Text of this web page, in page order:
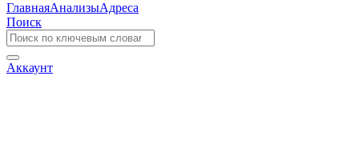
ГлавнаяАнализыАдреса
Поиск
Аккаунт